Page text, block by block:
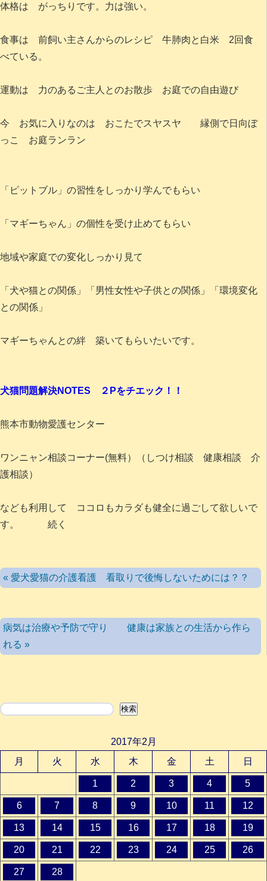
体格は がっちりです。力は強い。
食事は 前飼い主さんからのレシピ 牛肺肉と白米 2回食
べている。
運動は 力のあるご主人とのお散歩 お庭での自由遊び
今 お気に入りなのは おこたでスヤスヤ 縁側で日向ぼ
っこ お庭ランラン
「ピットブル」の習性をしっかり学んでもらい
「マギーちゃん」の個性を受け止めてもらい
地域や家庭での変化しっかり見て
「犬や猫との関係」「男性女性や子供との関係」「環境変化
との関係」
マギーちゃんとの絆 築いてもらいたいです。
犬猫問題解決NOTES ２Pをチエック！！
熊本市動物愛護センター
ワンニャン相談コーナー(無料）（しつけ相談 健康相談 介
護相談）
なども利用して ココロもカラダも健全に過ごして欲しいで
す。 続く
« 愛犬愛猫の介護看護 看取りで後悔しないためには？？
病気は治療や予防で守り 健康は家族との生活から作ら
れる »
検索 検索
2017年2月
月
火 水 木 金 土 日
1 2 3 4 5
6 7 8 9 10 11 12
13 14 15 16 17 18 19
20 21 22 23 24 25 26
27 28